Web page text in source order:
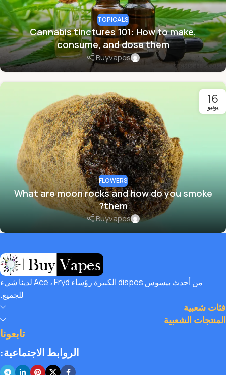
TOPICALS
Cannabis tinctures 101: How to make,
consume, and dose them
Buyvapes
16
يونيو
FLOWERS
What are moon rocks and how do you smoke
them?
Buyvapes
من أحدث بيسوس dispos الكبيرة رؤساء Ace ، Fryd لدينا شيء
للجميع.
فئات شعبية
المنتجات الشعبية
تابعونا
الروابط الاجتماعية: